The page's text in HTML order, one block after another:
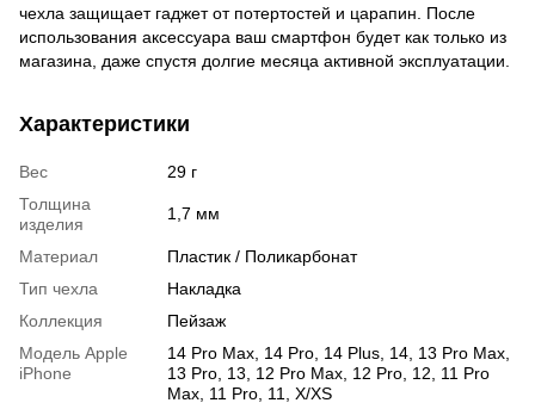
чехла защищает гаджет от потертостей и царапин. После
использования аксессуара ваш смартфон будет как только из
магазина, даже спустя долгие месяца активной эксплуатации.
Характеристики
Вес
29 г
Толщина
изделия
1,7 мм
Материал
Пластик / Поликарбонат
Тип чехла
Накладка
Коллекция
Пейзаж
Модель Apple
iPhone
14 Pro Max, 14 Pro, 14 Plus, 14, 13 Pro Max,
13 Pro, 13, 12 Pro Max, 12 Pro, 12, 11 Pro
Max, 11 Pro, 11, X/XS